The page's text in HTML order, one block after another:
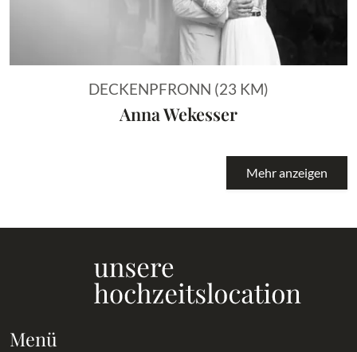
DECKENPFRONN (23 KM)
Anna Wekesser
Mehr anzeigen
Menü